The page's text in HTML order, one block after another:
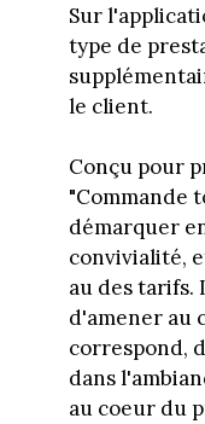
Sur
type de
le client.
Conçu pour
"Commande
démarquer
convivialité,
au des tarifs.
d'amener au
correspond,
dans
au coeur du